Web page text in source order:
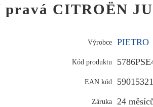
CITROËN
Výrobce PIETRO
Kód produktu
EAN kód
Záruka 24